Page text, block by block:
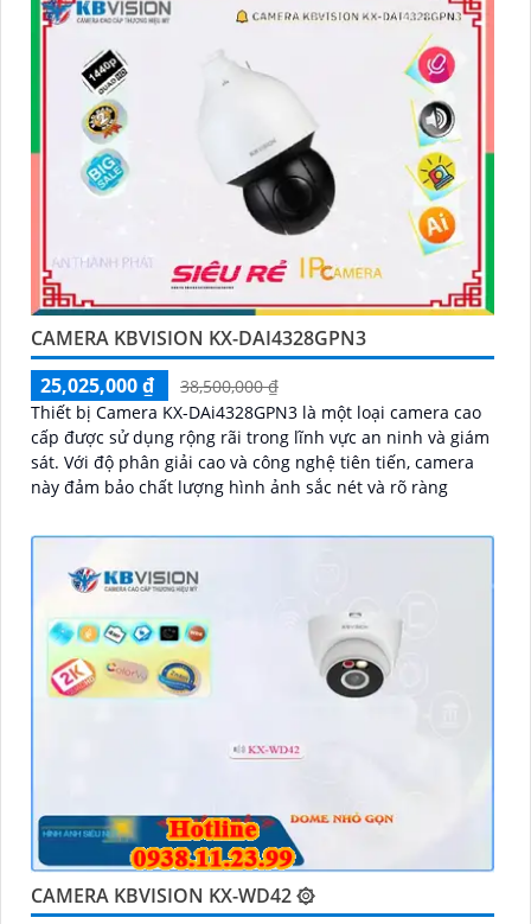
CAMERA KBVISION KX-DAI4328GPN3
25,025,000 ₫
38,500,000 ₫
Thiết bị Camera KX-DAi4328GPN3 là một loại camera cao
cấp được sử dụng rộng rãi trong lĩnh vực an ninh và giám
sát. Với độ phân giải cao và công nghệ tiên tiến, camera
này đảm bảo chất lượng hình ảnh sắc nét và rõ ràng
CAMERA KBVISION KX-WD42 ۞